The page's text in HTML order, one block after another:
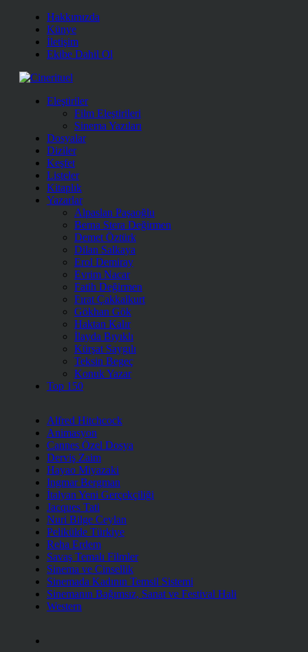
Hakkımızda
Künye
İletişim
Ekibe Dahil Ol
Eleştiriler
Film Eleştirileri
Sinema Yazıları
Dosyalar
Diziler
Keşfet
Listeler
Kitaplık
Yazarlar
Alpaslan Paşaoğlu
Berna Stera Değirmen
Demet Öztürk
Dilan Salkaya
Erol Demiray
Evrim Nacar
Fatih Değirmen
Fırat Çakkalkurt
Gökhan Gök
Haktan Kalır
İlayda Bıyıklı
Kürşat Saygılı
Teksin Begeç
Konuk Yazar
Top 150
Alfred Hitchcock
Animasyon
Cannes Özel Dosya
Derviş Zaim
Hayao Miyazaki
Ingmar Bergman
İtalyan Yeni Gerçekçiliği
Jacques Tati
Nuri Bilge Ceylan
Pelikülde Türkiye
Reha Erdem
Savaş Temalı Filmler
Sinema ve Cinsellik
Sinemada Kadının Temsil Sistemi
Sinemanın Bağımsız, Sanat ve Festival Hali
Western